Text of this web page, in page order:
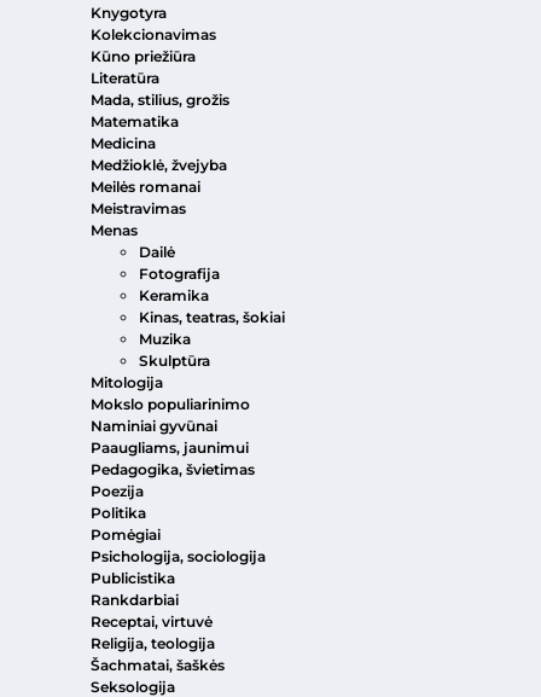
Knygotyra
Kolekcionavimas
Kūno priežiūra
Literatūra
Mada, stilius, grožis
Matematika
Medicina
Medžioklė, žvejyba
Meilės romanai
Meistravimas
Menas
Dailė
Fotografija
Keramika
Kinas, teatras, šokiai
Muzika
Skulptūra
Mitologija
Mokslo populiarinimo
Naminiai gyvūnai
Paaugliams, jaunimui
Pedagogika, švietimas
Poezija
Politika
Pomėgiai
Psichologija, sociologija
Publicistika
Rankdarbiai
Receptai, virtuvė
Religija, teologija
Šachmatai, šaškės
Seksologija